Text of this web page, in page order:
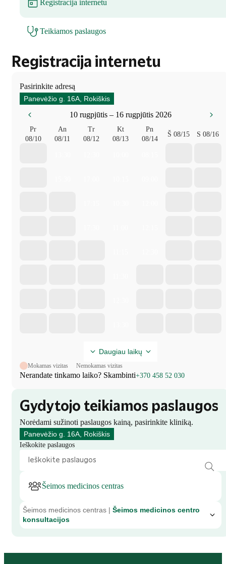
Registracija internetu
Teikiamos paslaugos
Registracija internetu
Pasirinkite adresą
Panevėžio g. 16A, Rokiškis
10 rugpjūtis – 16 rugpjūtis 2026
Pr
08/10
An
08/11
Tr
08/12
Kt
08/13
Pn
08/14
Š 08/15 S 08/16
Daugiau laikų
Mokamas vizitas Nemokamas vizitas
Nerandate tinkamo laiko? Skambinti+370 458 52 030
Gydytojo teikiamos paslaugos
Norėdami sužinoti paslaugos kainą, pasirinkite kliniką.
Panevėžio g. 16A, Rokiškis
Ieškokite paslaugos
Šeimos medicinos centras
Šeimos medicinos centras | Šeimos medicinos centro
konsultacijos